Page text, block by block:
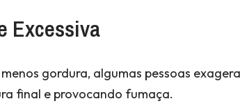
Excessiva
gordura, algumas pessoas
final e provocando fumaça.